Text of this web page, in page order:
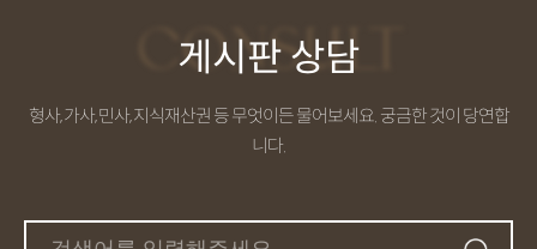
CONSULT
게시판 상담
형사, 가사, 민사, 지식재산권 등 무엇이든 물어보세요. 궁금한 것이 당연합
니다.